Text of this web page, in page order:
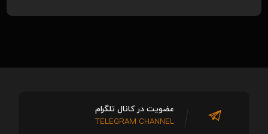
عضویت در کانال تلگرام
TELEGRAM CHANNEL